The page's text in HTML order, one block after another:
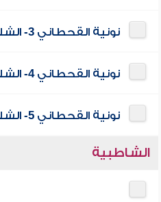
نونية القحطاني 3- الشليمي
نونية القحطاني 4- الشليمي
نونية القحطاني 5- الشليمي
الشاطبية